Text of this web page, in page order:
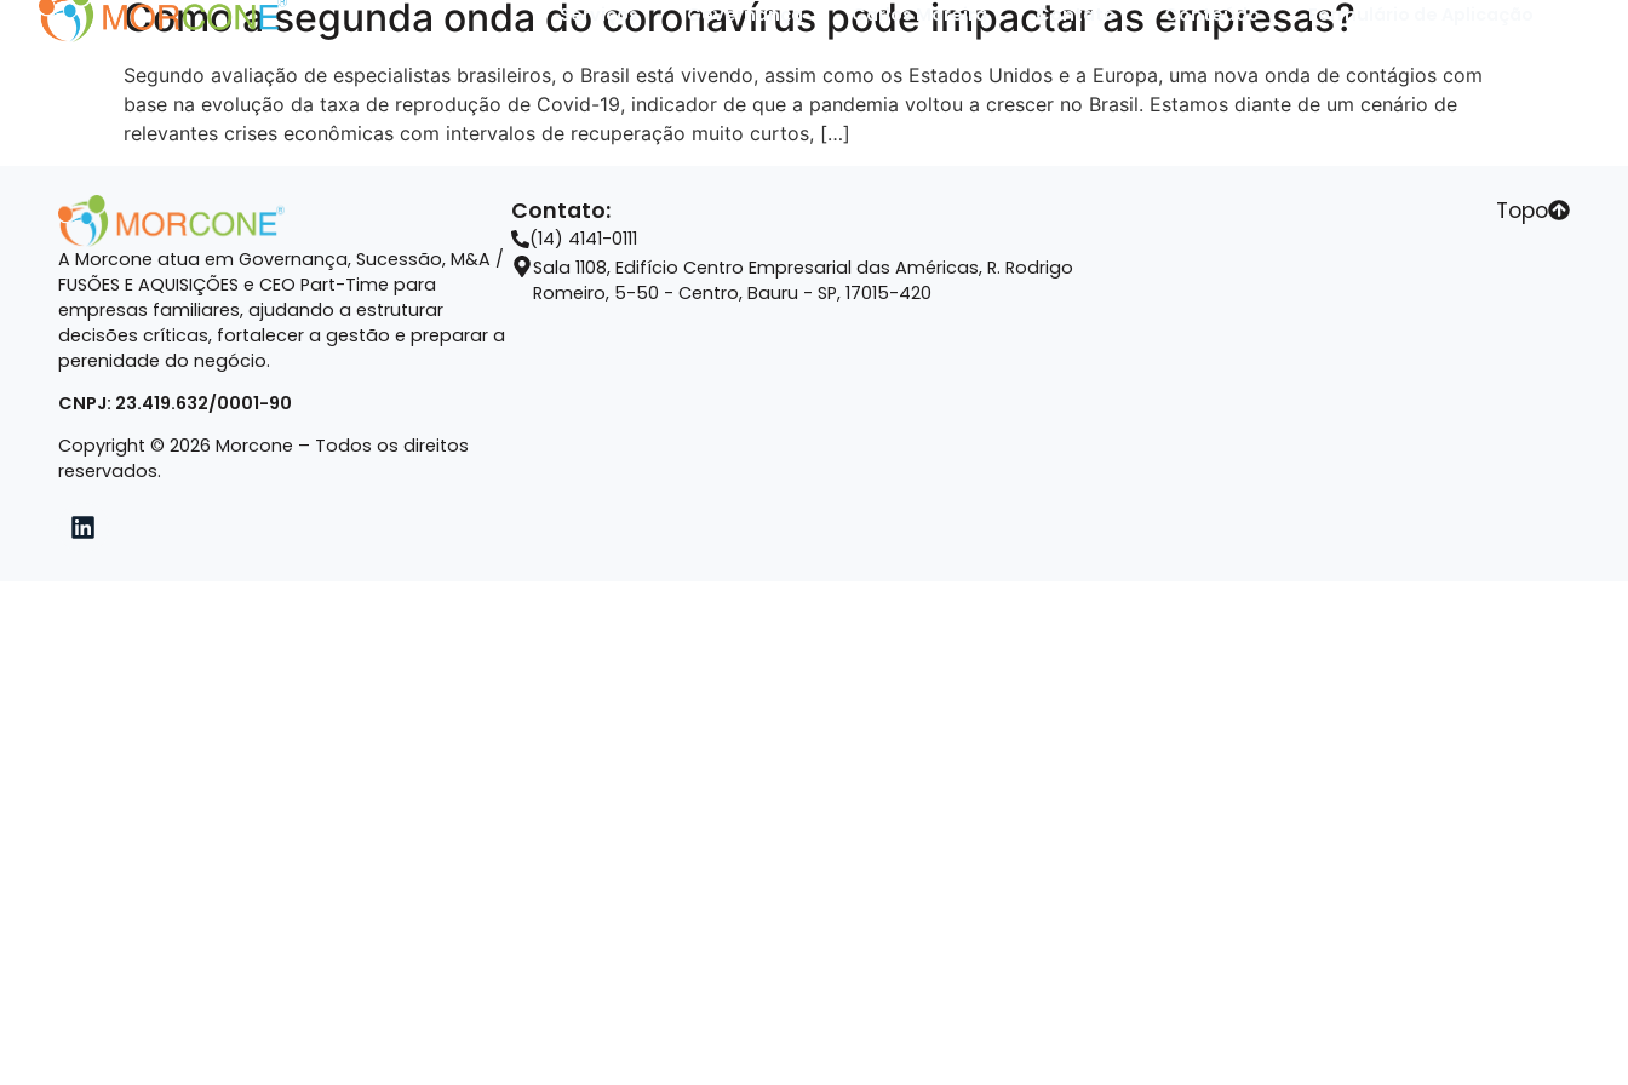
Serviços Governança Carlos Moreira Contato Conteúdo Formulário de Aplicação
Como a segunda onda do coronavírus pode impactar as empresas?
Segundo avaliação de especialistas brasileiros, o Brasil está vivendo, assim como os Estados Unidos e a Europa, uma nova onda de contágios com
base na evolução da taxa de reprodução de Covid-19, indicador de que a pandemia voltou a crescer no Brasil. Estamos diante de um cenário de
relevantes crises econômicas com intervalos de recuperação muito curtos, […]
A Morcone atua em Governança, Sucessão, M&A /
FUSÕES E AQUISIÇÕES e CEO Part-Time para
empresas familiares, ajudando a estruturar
decisões críticas, fortalecer a gestão e preparar a
perenidade do negócio.
CNPJ: 23.419.632/0001-90
Copyright © 2026 Morcone – Todos os direitos
reservados.
Contato:
(14) 4141-0111
Sala 1108, Edifício Centro Empresarial das Américas, R. Rodrigo
Romeiro, 5-50 - Centro, Bauru - SP, 17015-420
Topo